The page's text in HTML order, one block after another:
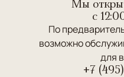
Мы
c
По
возможно
для
+7